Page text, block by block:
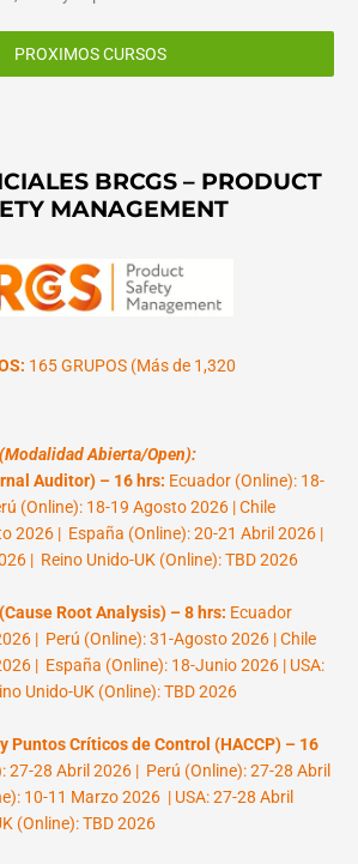
PROXIMOS CURSOS
BRCGS – PRODUCT
MANAGEMENT
165 GRUPOS (Más de 1,320
(Modalidad Abierta/Open):
Auditor) – 16 hrs: Ecuador (Online): 18-
(Online): 18-19 Agosto 2026 | Chile
2026 | España (Online): 20-21 Abril 2026 |
| Reino Unido-UK (Online): TBD 2026
Root Analysis) – 8 hrs: Ecuador
| Perú (Online): 31-Agosto 2026 | Chile
| España (Online): 18-Junio 2026 | USA:
Unido-UK (Online): TBD 2026
Puntos Críticos de Control (HACCP) – 16
27-28 Abril 2026 | Perú (Online): 27-28 Abril
10-11 Marzo 2026 | USA: 27-28 Abril
(Online): TBD 2026